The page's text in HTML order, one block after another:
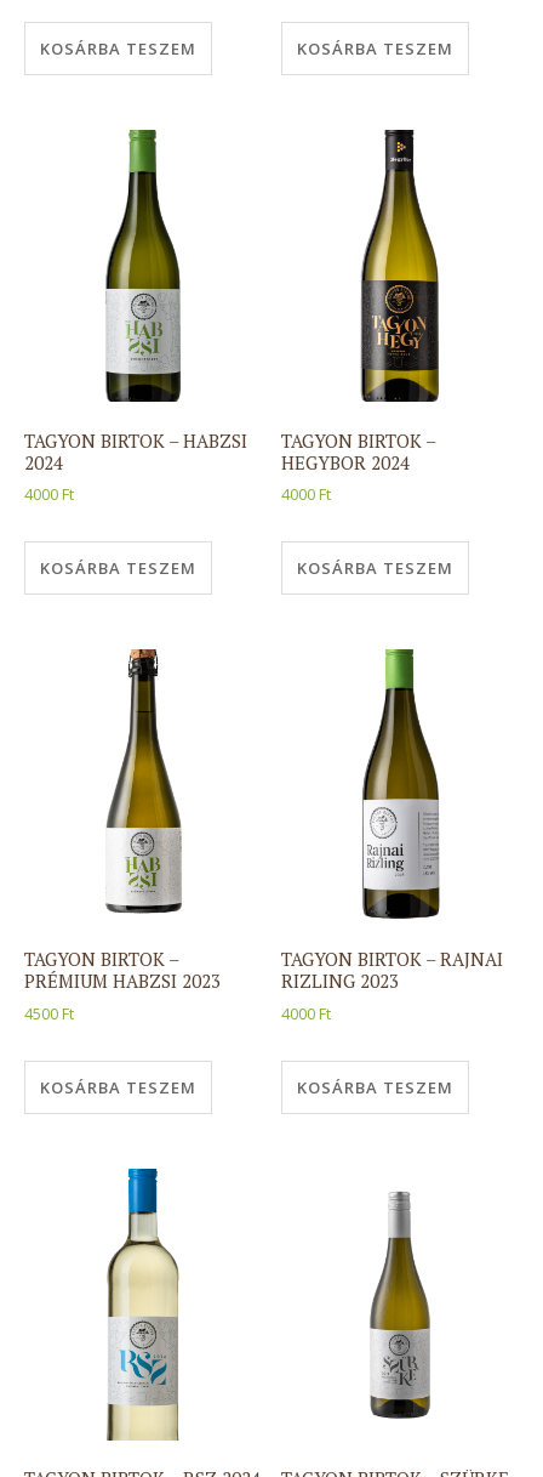
KOSÁRBA TESZEM KOSÁRBA TESZEM
TAGYON BIRTOK – HABZSI
2024
4000Ft
KOSÁRBA TESZEM
TAGYON BIRTOK –
HEGYBOR 2024
4000Ft
KOSÁRBA TESZEM
TAGYON BIRTOK –
PRÉMIUM HABZSI 2023
4500Ft
KOSÁRBA TESZEM
TAGYON BIRTOK – RAJNAI
RIZLING 2023
4000Ft
KOSÁRBA TESZEM